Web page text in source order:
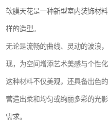
软膜天花是一种新型室内装饰材
样的造型。
无论是流畅的曲线、灵动的波浪
现，为空间增添艺术美感与个性化
这种材料不仅美观，还具备出色
营造出柔和均匀或绚丽多彩的光
需求。